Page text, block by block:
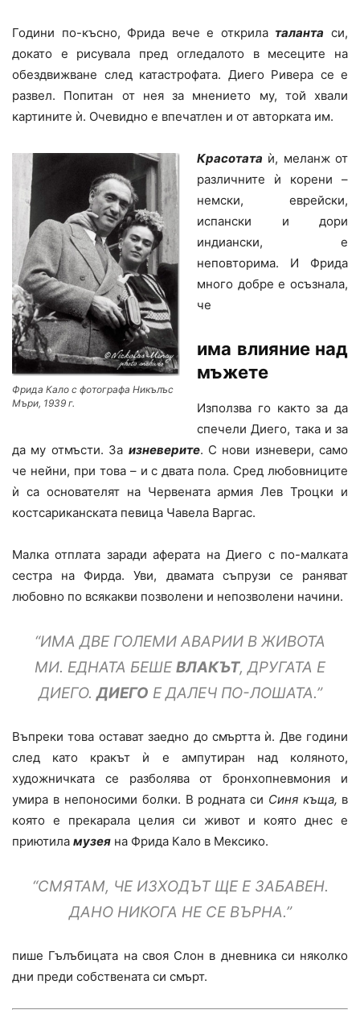
Години по-късно, Фрида вече е открила таланта си,
докато е рисувала пред огледалото в месеците на
обездвижване след катастрофата. Диего Ривера се е
развел. Попитан от нея за мнението му, той хвали
картините ѝ. Очевидно е впечатлен и от авторката им.
Фрида Кало с фотографа Никълъс
Мъри, 1939 г.
Красотата ѝ, меланж от
различните ѝ корени –
немски, еврейски,
испански и дори
индиански, е
неповторима. И Фрида
много добре е осъзнала,
че
има влияние над
мъжете
Използва го както за да
спечели Диего, така и за
да му отмъсти. За изневерите. С нови изневери, само
че нейни, при това – и с двата пола. Сред любовниците
ѝ са основателят на Червената армия Лев Троцки и
костсариканската певица Чавела Варгас.
Малка отплата заради аферата на Диего с по-малката
сестра на Фирда. Уви, двамата съпрузи се раняват
любовно по всякакви позволени и непозволени начини.
“ИМА ДВЕ ГОЛЕМИ АВАРИИ В ЖИВОТА
МИ. ЕДНАТА БЕШЕ ВЛАКЪТ, ДРУГАТА Е
ДИЕГО.ДИЕГО Е ДАЛЕЧ ПО-ЛОШАТА.”
Въпреки това остават заедно до смъртта ѝ. Две години
след като кракът ѝ е ампутиран над коляното,
художничката се разболява от бронхопневмония и
умира в непоносими болки. В родната си Синя къща, в
която е прекарала целия си живот и която днес е
приютила музея на Фрида Кало в Мексико.
“СМЯТАМ, ЧЕ ИЗХОДЪТ ЩЕ Е ЗАБАВЕН.
ДАНО НИКОГА НЕ СЕ ВЪРНА.”
пише Гълъбицата на своя Слон в дневника си няколко
дни преди собствената си смърт.